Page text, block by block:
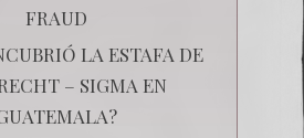
FRAUD
LA ESTAFA DE
– SIGMA EN